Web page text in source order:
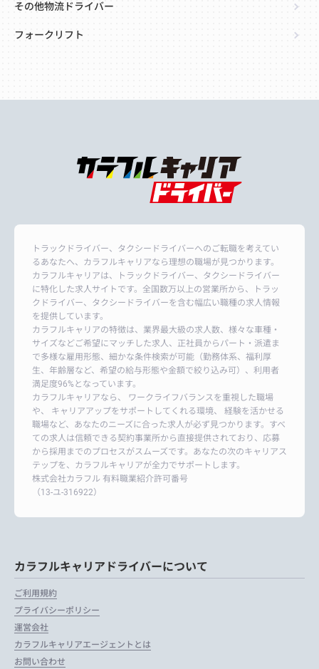
その他物流ドライバー
フォークリフト
トラックドライバー、タクシードライバーへのご転職を考えてい
るあなたへ、カラフルキャリアなら理想の職場が見つかります。
カラフルキャリアは、トラックドライバー、タクシードライバー
に特化した求人サイトです。全国数万以上の営業所から、トラッ
クドライバー、タクシードライバーを含む幅広い職種の求人情報
を提供しています。
カラフルキャリアの特徴は、業界最大級の求人数、様々な車種・
サイズなどご希望にマッチした求人、正社員からパート・派遣ま
で多様な雇用形態、細かな条件検索が可能（勤務体系、福利厚
生、年齢層など、希望の給与形態や金額で絞り込み可）、利用者
満足度96%となっています。
カラフルキャリアなら、 ワークライフバランスを重視した職場
や、 キャリアアップをサポートしてくれる環境、 経験を活かせる
職場など、あなたのニーズに合った求人が必ず見つかります。すべ
ての求人は信頼できる契約事業所から直接提供されており、応募
から採用までのプロセスがスムーズです。あなたの次のキャリアス
テップを、カラフルキャリアが全力でサポートします。
株式会社カラフル 有料職業紹介許可番号
（13-ユ-316922）
カラフルキャリアドライバーについて
ご利用規約
プライバシーポリシー
運営会社
カラフルキャリアエージェントとは
お問い合わせ